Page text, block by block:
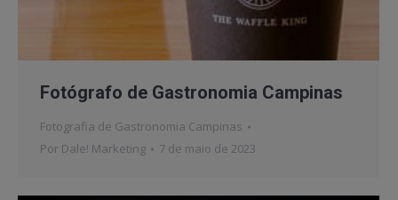
Fotógrafo de Gastronomia Campinas
Fotografia de Gastronomia Campinas
Por Dale! Marketing 7 de maio de 2023